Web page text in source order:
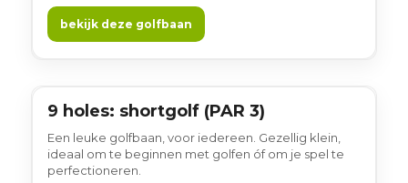
afwisselend en uitdagend maken voor golfers van
verschillend niveau. Kies zelf op welke lus je wilt
bekijk deze golfbaan
9 holes
9 holes: shortgolf (PAR 3)
Een leuke golfbaan, voor iedereen. Gezellig klein,
ideaal om te beginnen met golfen óf om je spel te
perfectioneren.